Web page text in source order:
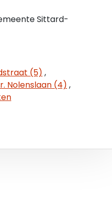
Sittard-
(5) ,
Nolenslaan (4) ,